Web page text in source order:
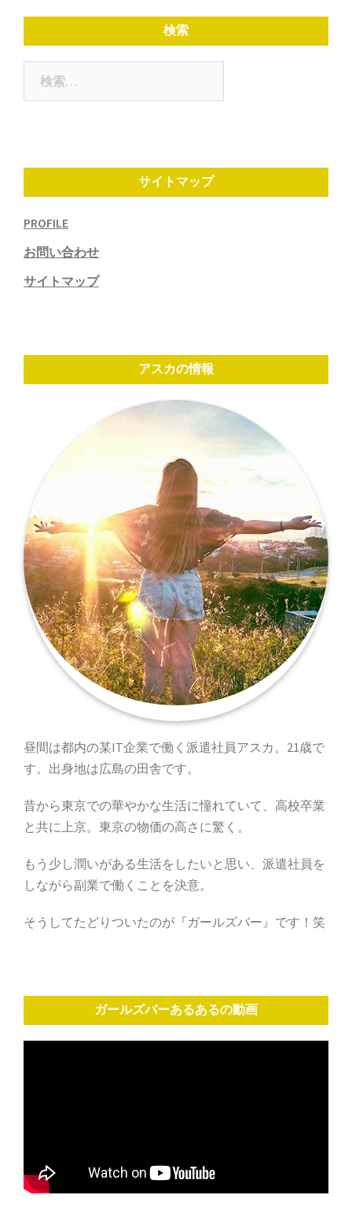
シ
ョ
ン
検索
サイトマップ
PROFILE
お問い合わせ
サイトマップ
アスカの情報
昼間は都内の某IT企業で働く派遣社員アスカ。21歳で
す。出身地は広島の田舎です。
昔から東京での華やかな生活に憧れていて、高校卒業
と共に上京。東京の物価の高さに驚く。
もう少し潤いがある生活をしたいと思い、派遣社員を
しながら副業で働くことを決意。
そうしてたどりついたのが『ガールズバー』です！笑
ガールズバーあるあるの動画